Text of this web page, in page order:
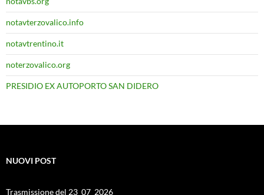
notavterzovalico.info
notavtrentino.it
noterzovalico.org
PRESIDIO EX AUTOPORTO SAN DIDERO
NUOVI POST
Trasmissione del 23_07_2026